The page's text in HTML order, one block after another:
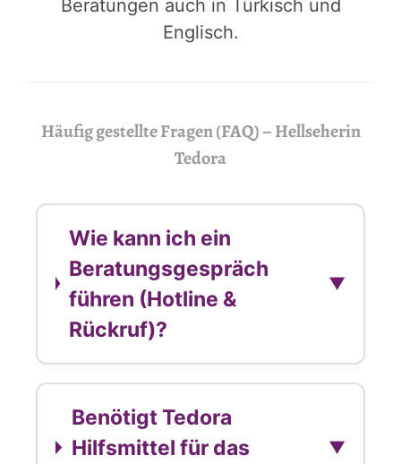
Beratungen auch in Türkisch und
Englisch.
Häufig gestellte Fragen (FAQ) – Hellseherin
Tedora
Wie kann ich ein
Beratungsgespräch
führen (Hotline &
Rückruf)?
▼
Benötigt Tedora
Hilfsmittel für das
▼